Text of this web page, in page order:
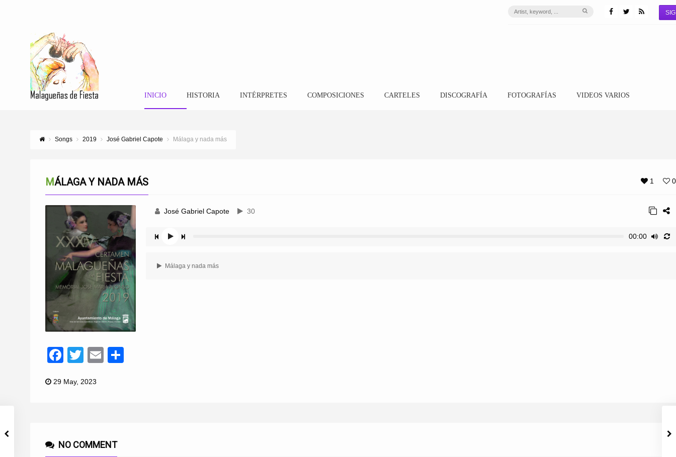
INICIO HISTORIA INTÉRPRETES COMPOSICIONES CARTELES DISCOGRAFÍA FOTOGRAFÍAS VIDEOS VARIOS
Songs 2019 José Gabriel Capote Málaga y nada más
1 0
MÁLAGA Y NADA MÁS
José Gabriel Capote 30
00:00
Málaga y nada más
Facebook
TwitterEmail
29 May, 2023
NO COMMENT